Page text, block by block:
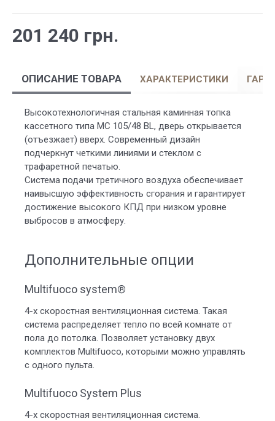
201 240 грн.
ОПИСАНИЕ ТОВАРА ХАРАКТЕРИСТИКИ
Высокотехнологичная стальная каминная топка
кассетного типа MC 105/48 BL, дверь открывается
(отъезжает) вверх. Современный дизайн
подчеркнут четкими линиями и стеклом с
трафаретной печатью.
Система подачи третичного воздуха обеспечивает
наивысшую эффективность сгорания и гарантирует
достижение высокого КПД при низком уровне
выбросов в атмосферу.
Дополнительные опции
Multifuoco system®
4-х скоростная вентиляционная система. Такая
система распределяет тепло по всей комнате от
пола до потолка. Позволяет установку двух
комплектов Multifuoco, которыми можно управлять
с одного пульта.
Multifuoco System Plus
4-х скоростная вентиляционная система.